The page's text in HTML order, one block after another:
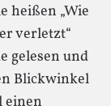
heißen „Wie
verletzt“
gelesen und
Blickwinkel